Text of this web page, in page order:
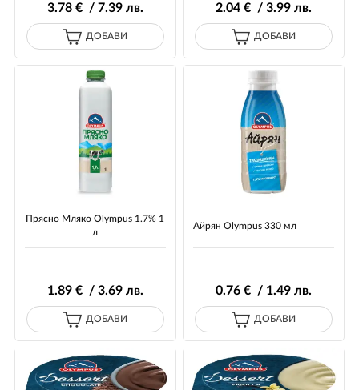
3.78€ / 7.39лв.
ДОБАВИ
2.04 € / 3.99 лв.
ДОБАВИ
Прясно Мляко Olympus 1.7% 1
л
1.89€ / 3.69лв.
ДОБАВИ
Айрян Olympus 330 мл
0.76 € / 1.49 лв.
ДОБАВИ